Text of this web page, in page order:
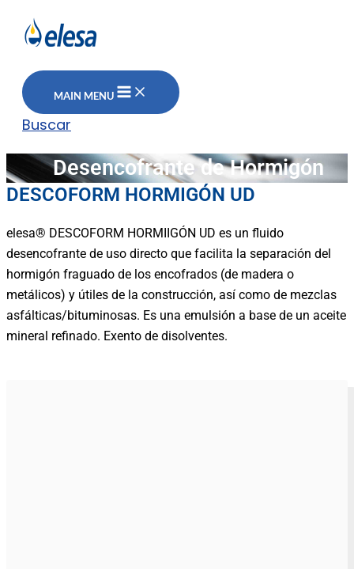
MAIN MENU
Buscar
Desencofrante de Hormigón
DESCOFORM HORMIGÓN UD
elesa® DESCOFORM HORMIIGÓN UD es un fluido
desencofrante de uso directo que facilita la separación del
hormigón fraguado de los encofrados (de madera o
metálicos) y útiles de la construcción, así como de mezclas
asfálticas/bituminosas. Es una emulsión a base de un aceite
mineral refinado. Exento de disolventes.